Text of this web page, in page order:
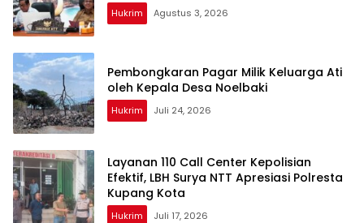
Hukrim Agustus 3, 2026
Pembongkaran Pagar Milik Keluarga Ati
oleh Kepala Desa Noelbaki
Hukrim Juli 24, 2026
Layanan 110 Call Center Kepolisian
Efektif, LBH Surya NTT Apresiasi Polresta
Kupang Kota
Hukrim Juli 17, 2026